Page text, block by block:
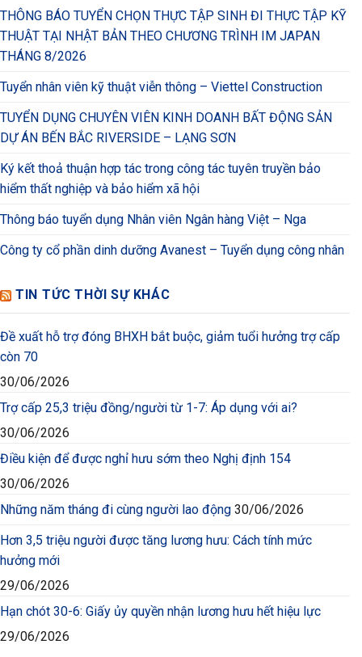
THÔNG BÁO TUYỂN CHỌN THỰC TẬP SINH ĐI THỰC TẬP KỸ
THUẬT TẠI NHẬT BẢN THEO CHƯƠNG TRÌNH IM JAPAN
THÁNG 8/2026
Tuyển nhân viên kỹ thuật viễn thông – Viettel Construction
TUYỂN DỤNG CHUYÊN VIÊN KINH DOANH BẤT ĐỘNG SẢN
DỰ ÁN BẾN BẮC RIVERSIDE – LẠNG SƠN
Ký kết thoả thuận hợp tác trong công tác tuyên truyền bảo
hiểm thất nghiệp và bảo hiểm xã hội
Thông báo tuyển dụng Nhân viên Ngân hàng Việt – Nga
Công ty cổ phần dinh dưỡng Avanest – Tuyển dụng công nhân
TIN TỨC THỜI SỰ KHÁC
Đề xuất hỗ trợ đóng BHXH bắt buộc, giảm tuổi hưởng trợ cấp
còn 70
30/06/2026
Trợ cấp 25,3 triệu đồng/người từ 1-7: Áp dụng với ai?
30/06/2026
Điều kiện để được nghỉ hưu sớm theo Nghị định 154
30/06/2026
Những năm tháng đi cùng người lao động 30/06/2026
Hơn 3,5 triệu người được tăng lương hưu: Cách tính mức
hưởng mới
29/06/2026
Hạn chót 30-6: Giấy ủy quyền nhận lương hưu hết hiệu lực
29/06/2026